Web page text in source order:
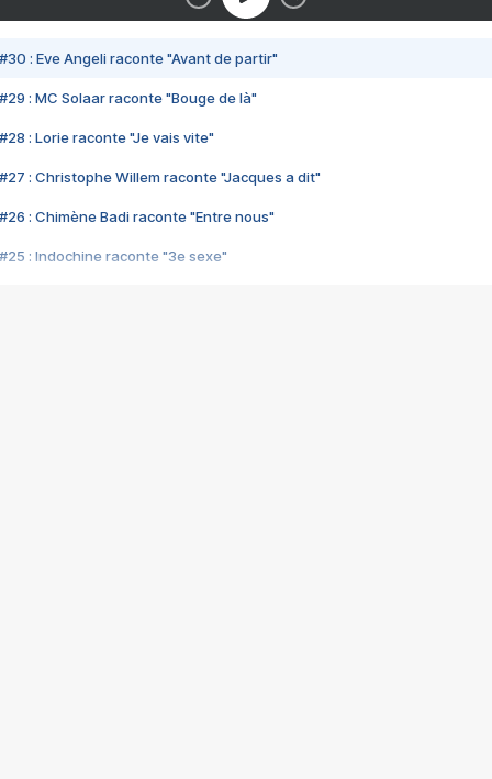
#30 : Eve Angeli raconte "Avant de partir"
#29 : MC Solaar raconte "Bouge de là"
#28 : Lorie raconte "Je vais vite"
#27 : Christophe Willem raconte "Jacques a dit"
#26 : Chimène Badi raconte "Entre nous"
#25 : Indochine raconte "3e sexe"